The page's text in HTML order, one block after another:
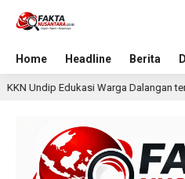
Home Headline Berita
tentang Pencegahan KDRT dan